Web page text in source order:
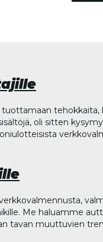
tehokkaita,
oli sitten
Me haluamme
tavan muuttuvien